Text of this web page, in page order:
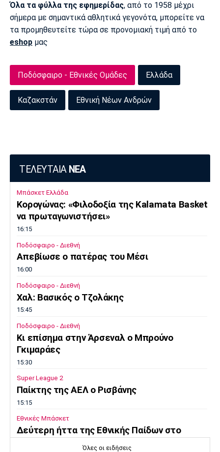
Όλα τα φύλλα της εφημερίδας, από το 1958 μέχρι
σήμερα με σημαντικά αθλητικά γεγονότα, μπορείτε να
τα προμηθευτείτε τώρα σε προνομιακή τιμή από το
eshop μας
Ποδόσφαιρο - Εθνικές Ομάδες Ελλάδα
Καζακστάν Εθνική Νέων Ανδρών
ΤΕΛΕΥΤΑΙΑ ΝΕΑ
Μπάσκετ Ελλάδα
Κορογώνας: «Φιλοδοξία της Kalamata Basket
να πρωταγωνιστήσει»
16:15
Ποδόσφαιρο - Διεθνή
Απεβίωσε ο πατέρας του Μέσι
16:00
Ποδόσφαιρο - Διεθνή
Χαλ: Βασικός ο Τζολάκης
15:45
Ποδόσφαιρο - Διεθνή
Κι επίσημα στην Άρσεναλ ο Μπρούνο
Γκιμαράες
15:30
Super League 2
Παίκτης της ΑΕΛ ο Ρισβάνης
15:15
Εθνικές Μπάσκετ
Δεύτερη ήττα της Εθνικής Παίδων στο
Ευρωμπάσκετ Κ16
Όλες οι ειδήσεις